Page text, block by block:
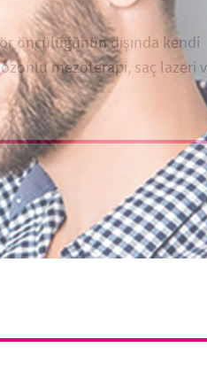
öncülüğünün dışında kendi
mezoterapi, saç lazeri